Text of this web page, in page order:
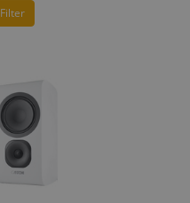
Filter